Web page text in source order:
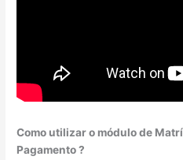
Como utilizar o módulo de
Pagamento ?